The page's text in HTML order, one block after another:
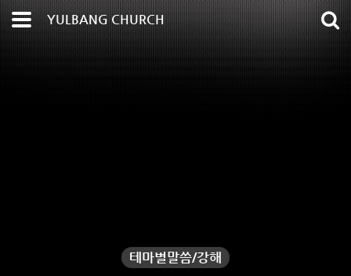
YULBANG CHURCH
테마별말씀/강해